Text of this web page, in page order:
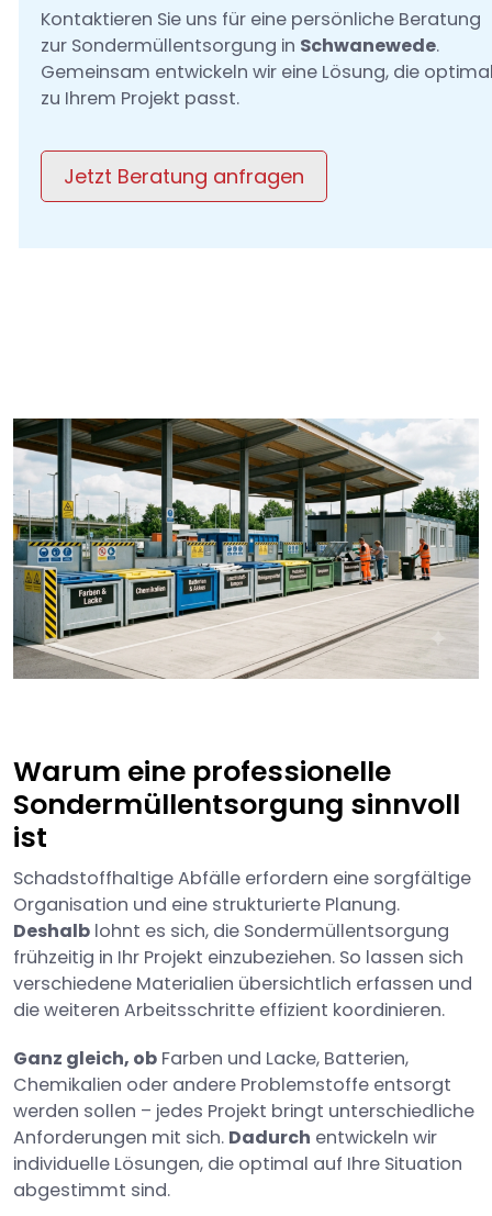
Kontaktieren Sie uns für eine persönliche Beratung
zur Sondermüllentsorgung in Schwanewede.
Gemeinsam entwickeln wir eine Lösung, die
zu Ihrem Projekt passt.
Jetzt Beratung anfragen
Warum eine professionelle
Sondermüllentsorgung sinnvoll
ist
Schadstoffhaltige Abfälle erfordern eine sorgfältige
Organisation und eine strukturierte Planung.
Deshalb lohnt es sich, die Sondermüllentsorgung
frühzeitig in Ihr Projekt einzubeziehen. So lassen sich
verschiedene Materialien übersichtlich erfassen und
die weiteren Arbeitsschritte effizient koordinieren.
Ganz gleich, ob Farben und Lacke, Batterien,
Chemikalien oder andere Problemstoffe entsorgt
werden sollen – jedes Projekt bringt unterschiedliche
Anforderungen mit sich. Dadurch entwickeln wir
individuelle Lösungen, die optimal auf Ihre Situation
abgestimmt sind.